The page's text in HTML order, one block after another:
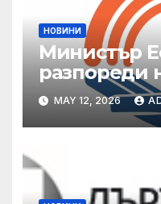
НОВИНИ
Министър
разпореди
готовност
подкрепа
валежи и
MAY 12, 2026